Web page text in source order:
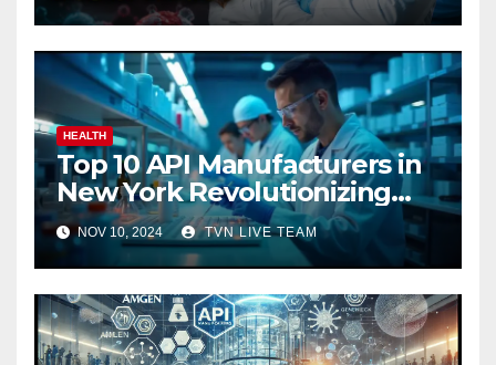
HEALTH
Top 10 API Manufacturers in
New York Revolutionizing
Pharmaceuticals
NOV 10, 2024 TVN LIVE TEAM